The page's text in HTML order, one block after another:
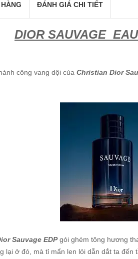
ĐÁNH GIÁ CHI TIẾT
DIOR SAUVAGE
công vang dội của Christian Dior
Sauvage EDPgói ghém tông hương
lại ở đó, mà tỉ mẩn len lỏi dẫn dắt ta